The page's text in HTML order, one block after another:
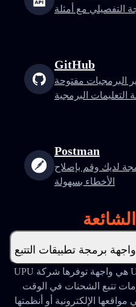
التفصيلي مع أمثلة
GitHub
مفتوحة
التعليمات البرمجية
Postman
لديك وقم بإصلاح
الأخطاء بسهولة
الشائعة
واجهة برمجة تطبيقات التتبع UPU هي واجهة توفرها شركة UPU
تتبع الشحنات في الوقت
الإلكترونية أو أنظمتها